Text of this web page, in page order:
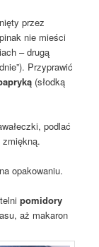
przez
nie mieści
– drugą
Przyprawić
(słodką
podlać
zmiękną.
opakowaniu.
pomidory
aż makaron